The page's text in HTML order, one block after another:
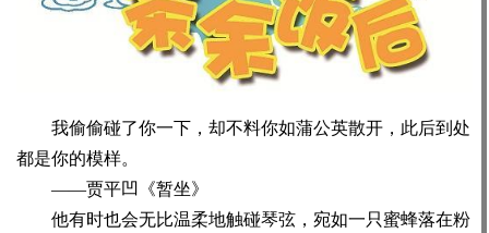
我偷偷碰了你一下，却不料你如蒲公英散开，此后到处
都是你的模样。
——贾平凹《暂坐》
他有时也会无比温柔地触碰琴弦，宛如一只蜜蜂落在粉